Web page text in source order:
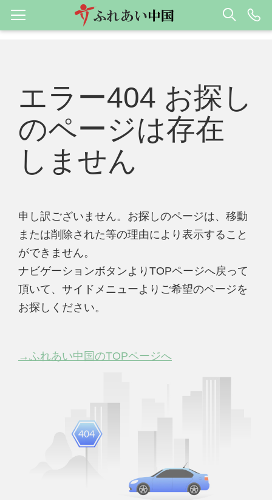
エラー404 お探し
のページは存在
しません
申し訳ございません。お探しのページは、移動
または削除された等の理由により表示すること
ができません。
ナビゲーションボタンよりTOPページへ戻って
頂いて、サイドメニューよりご希望のページを
お探しください。
→ふれあい中国のTOPページへ